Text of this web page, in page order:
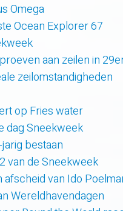
Omega
Ocean Explorer 67
aan zeilen in
zeilomstandigheden
op Fries water
dag Sneekweek
bestaan
van de Sneekweek
van Ido
Wereldhavendagen